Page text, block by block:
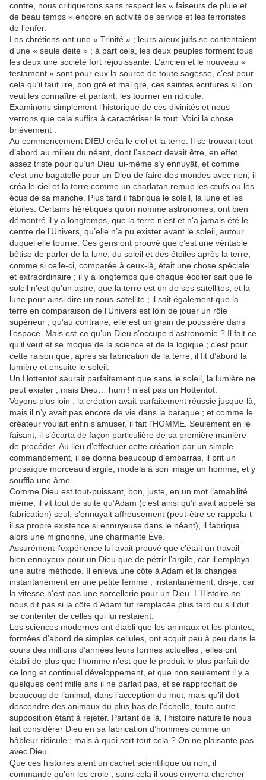
contre, nous critiquerons sans respect les « faiseurs de pluie et
de beau temps » encore en activité de service et les terroristes
de l’enfer.
Les chrétiens ont une « Trinité » ; leurs aïeux juifs se contentaient
d’une « seule déité » ; à part cela, les deux peuples forment tous
les deux une société fort réjouissante. L’ancien et le nouveau «
testament » sont pour eux la source de toute sagesse, c’est pour
cela qu’il faut lire, bon gré et mal gré, ces saintes écritures si l’on
veut les connaître et partant, les tourner en ridicule.
Examinons simplement l’historique de ces divinités et nous
verrons que cela suffira à caractériser le tout. Voici la chose
brièvement :
Au commencement DIEU créa le ciel et la terre. Il se trouvait tout
d’abord au milieu du néant, dont l’aspect devait être, en effet,
assez triste pour qu’un Dieu lui-même s’y ennuyât, et comme
c’est une bagatelle pour un Dieu de faire des mondes avec rien, il
créa le ciel et la terre comme un charlatan remue les œufs ou les
écus de sa manche. Plus tard il fabriqua le soleil, la lune et les
étoiles. Certains hérétiques qu’on nomme astronomes, ont bien
démontré il y a longtemps, que la terre n’est et n’a jamais été le
centre de l’Univers, qu’elle n’a pu exister avant le soleil, autour
duquel elle tourne. Ces gens ont prouvé que c’est une véritable
bêtise de parler de la lune, du soleil et des étoiles après la terre,
comme si celle-ci, comparée à ceux-là, était une chose spéciale
et extraordinaire ; il y a longtemps que chaque écolier sait que le
soleil n’est qu’un astre, que la terre est un de ses satellites, et la
lune pour ainsi dire un sous-satellite ; il sait également que la
terre en comparaison de l’Univers est loin de jouer un rôle
supérieur ; qu’au contraire, elle est un grain de poussière dans
l’espace. Mais est-ce qu’un Dieu s’occupe d’astronomie ? Il fait ce
qu’il veut et se moque de la science et de la logique ; c’est pour
cette raison que, après sa fabrication de la terre, il fit d’abord la
lumière et ensuite le soleil.
Un Hottentot saurait parfaitement que sans le soleil, la lumière ne
peut exister ; mais Dieu… hum ! n’est pas un Hottentot.
Voyons plus loin : la création avait parfaitement réussie jusque-là,
mais il n’y avait pas encore de vie dans la baraque ; et comme le
créateur voulait enfin s’amuser, il fait l’HOMME. Seulement en le
faisant, il s’écarta de façon particulière de sa première manière
de procéder. Au lieu d’effectuer cette création par un simple
commandement, il se donna beaucoup d’embarras, il prit un
prosaïque morceau d’argile, modela à son image un homme, et y
souffla une âme.
Comme Dieu est tout-puissant, bon, juste, en un mot l’amabilité
même, il vit tout de suite qu’Adam (c’est ainsi qu’il avait appelé sa
fabrication) seul, s’ennuyait affreusement (peut-être se rappela-t-
il sa propre existence si ennuyeuse dans le néant), il fabriqua
alors une mignonne, une charmante Ève.
Assurément l’expérience lui avait prouvé que c’était un travail
bien ennuyeux pour un Dieu que de pétrir l’argile, car il employa
une autre méthode. Il enleva une côte à Adam et la changea
instantanément en une petite femme ; instantanément, dis-je, car
la vitesse n’est pas une sorcellerie pour un Dieu. L’Histoire ne
nous dit pas si la côte d’Adam fut remplacée plus tard ou s’il dut
se contenter de celles qui lui restaient.
Les sciences modernes ont établi que les animaux et les plantes,
formées d’abord de simples cellules, ont acquit peu à peu dans le
cours des millions d’années leurs formes actuelles ; elles ont
établi de plus que l’homme n’est que le produit le plus parfait de
ce long et continuel développement, et que non seulement il y a
quelques cent mille ans il ne parlait pas, et se rapprochait de
beaucoup de l’animal, dans l’acception du mot, mais qu’il doit
descendre des animaux du plus bas de l’échelle, toute autre
supposition étant à rejeter. Partant de là, l’histoire naturelle nous
fait considérer Dieu en sa fabrication d’hommes comme un
hâbleur ridicule ; mais à quoi sert tout cela ? On ne plaisante pas
avec Dieu.
Que ces histoires aient un cachet scientifique ou non, il
commande qu’on les croie ; sans cela il vous enverra chercher